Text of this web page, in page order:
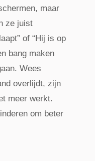
maar
ze juist
of “Hij is op
bang maken
Wees
overlijdt, zijn
meer werkt.
om beter